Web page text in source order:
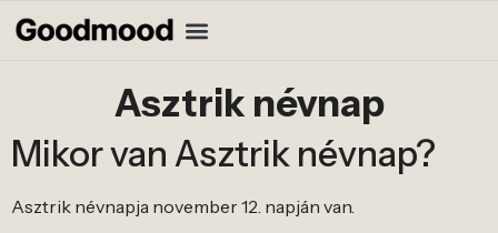
Asztrik névnap
Mikor van Asztrik névnap?
Asztrik névnapja november 12. napján van.